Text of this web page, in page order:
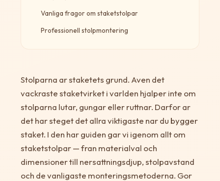
Vanliga fragor om staketstolpar
Professionell stolpmontering
Stolparna ar staketets grund. Aven det
vackraste staketvirket i varlden hjalper inte om
stolparna lutar, gungar eller ruttnar. Darfor ar
det har steget det allra viktigaste nar du bygger
staket. I den har guiden gar vi igenom allt om
staketstolpar — fran materialval och
dimensioner till nersattningsdjup, stolpavstand
och de vanligaste monteringsmetoderna. Gor